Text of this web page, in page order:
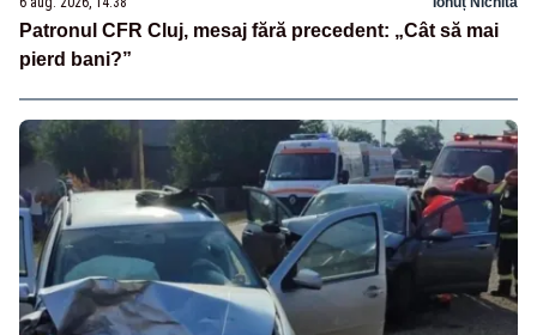
Patronul CFR Cluj, mesaj fără precedent: „Cât să mai
pierd bani?”